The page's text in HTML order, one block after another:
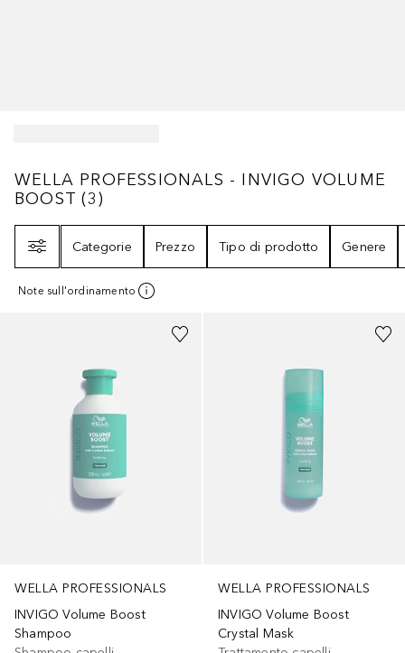
WELLA PROFESSIONALS - INVIGO
WELLA PROFESSIONALS - INVIGO VOLUME
BOOST (3)
Categorie
Prezzo Tipo di prodotto Genere
Note sull'ordinamento
WELLA PROFESSIONALS
INVIGO Volume Boost
Shampoo
WELLA PROFESSIONALS
INVIGO Volume Boost
Crystal Mask